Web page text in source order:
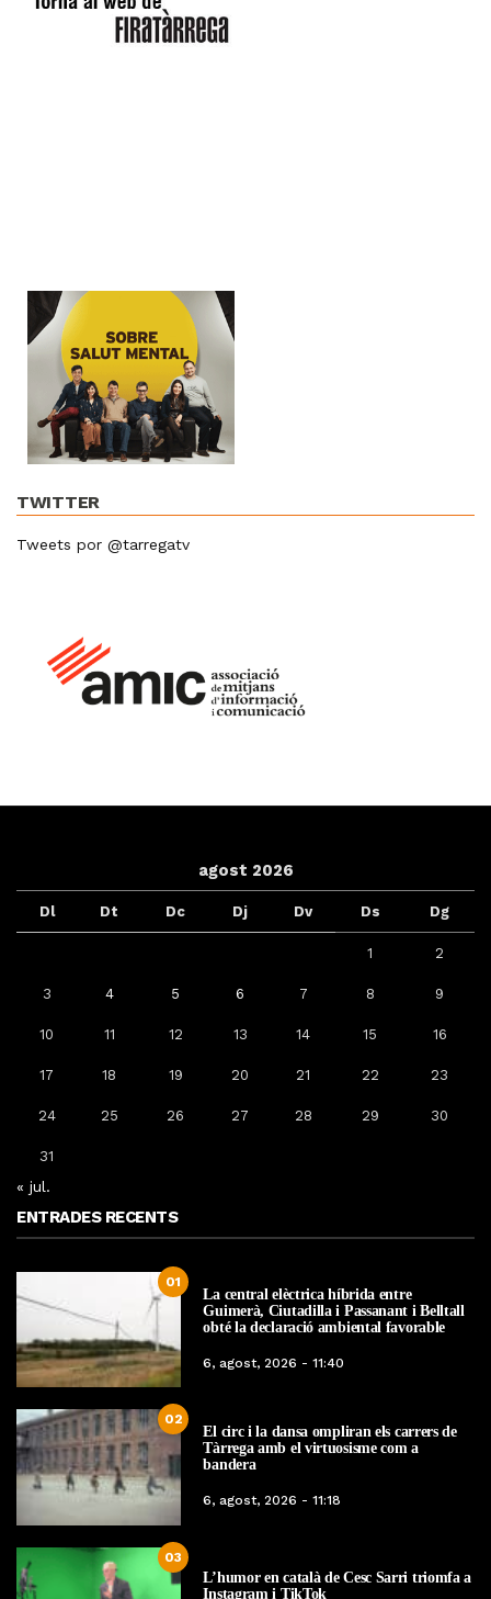
TWITTER
Tweets por @tarregatv
agost 2026
Dl Dt Dc Dj Dv Ds Dg
1 2
3 4 5 6 7 8 9
10 11 12 13 14 15 16
17 18 19 20 21 22 23
24 25 26 27 28 29 30
31
« jul.
ENTRADES RECENTS
01
La central elèctrica híbrida entre
Guimerà, Ciutadilla i Passanant i Belltall
obté la declaració ambiental favorable
6, agost, 2026 - 11:40
02
El circ i la dansa ompliran els carrers de
Tàrrega amb el virtuosisme com a
bandera
6, agost, 2026 - 11:18
03
L’humor en català de Cesc Sarri triomfa a
Instagram i TikTok